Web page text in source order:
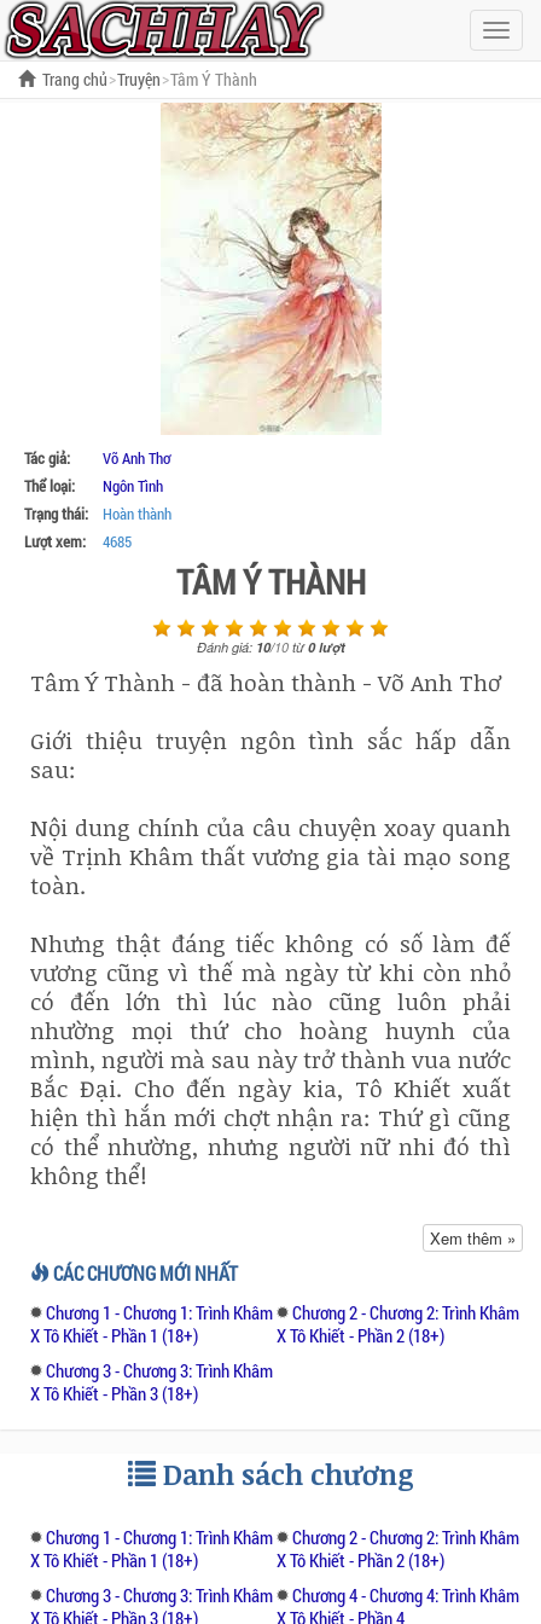
Hiện
menu
Trang chủ Truyện Tâm Ý Thành
Tác giả:
Võ Anh Thơ
Thể loại:
Ngôn Tình
Trạng thái:
Hoàn thành
Lượt xem:
4685
TÂM Ý THÀNH
Đánh giá: 10/10từ0lượt
Tâm Ý Thành - đã hoàn thành - Võ Anh Thơ
Giới thiệu truyện ngôn tình sắc hấp dẫn
sau:
Nội dung chính của câu chuyện xoay quanh
về Trịnh Khâm thất vương gia tài mạo song
toàn.
Nhưng thật đáng tiếc không có số làm đế
vương cũng vì thế mà ngày từ khi còn nhỏ
có đến lớn thì lúc nào cũng luôn phải
nhường mọi thứ cho hoàng huynh của
mình, người mà sau này trở thành vua nước
Bắc Đại. Cho đến ngày kia, Tô Khiết xuất
hiện thì hắn mới chợt nhận ra: Thứ gì cũng
có thể nhường, nhưng người nữ nhi đó thì
không thể!
Ai cũng có một "Tâm ý thành". Trên đời này,
việc khó nhất chính là hiểu rõ lòng mình
muốn gì. Hiểu được rồi, nhưng để bảo vệ và
giữ vững thì còn khó hơn rất nhiều. Đến bao
giờ, vị vương gia lãnh ngạo ấy mới hiểu
được "Tâm ý thành" của chính mình...?
gắng có thể bảo vệ được người con gái ấy.
Đến cuối cùng hắn cũng có thể làm được đó
là bảo vệ nàng khỏi sự truy sát của hoàng
huynh cho đù có phải đánh đổi bất cứ giá
nào đi chăng nữa.
Xem thêm »
CÁC CHƯƠNG MỚI NHẤT
Chương 1 - Chương 1: Trình Khâm
X Tô Khiết - Phần 1 (18+)
Chương 2 - Chương 2: Trình Khâm
X Tô Khiết - Phần 2 (18+)
Chương 3 - Chương 3: Trình Khâm
X Tô Khiết - Phần 3 (18+)
Danh sách chương
Chương 1 - Chương 1: Trình Khâm
X Tô Khiết - Phần 1 (18+)
Chương 2 - Chương 2: Trình Khâm
X Tô Khiết - Phần 2 (18+)
Chương 3 - Chương 3: Trình Khâm
X Tô Khiết - Phần 3 (18+)
Chương 4 - Chương 4: Trình Khâm
X Tô Khiết - Phần 4